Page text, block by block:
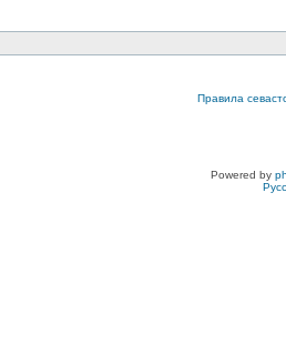
Правила
Powered by